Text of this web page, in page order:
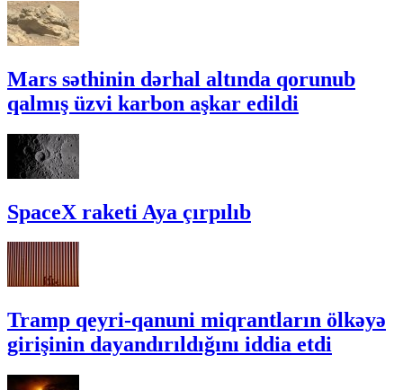
Mars səthinin dərhal altında qorunub
qalmış üzvi karbon aşkar edildi
SpaceX raketi Aya çırpılıb
Tramp qeyri-qanuni miqrantların ölkəyə
girişinin dayandırıldığını iddia etdi